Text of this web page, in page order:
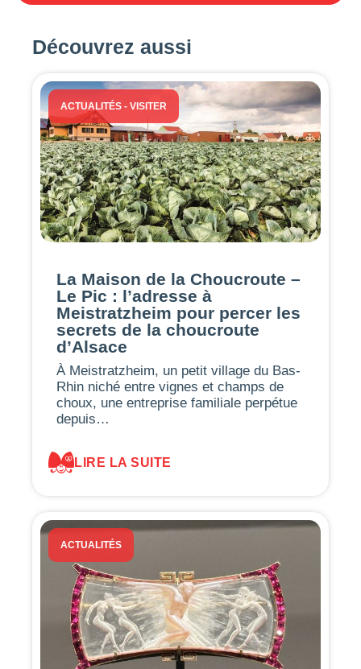
Découvrez aussi
ACTUALITÉS - VISITER
La Maison de la Choucroute –
Le Pic : l’adresse à
Meistratzheim pour percer les
secrets de la choucroute
d’Alsace
À Meistratzheim, un petit village du Bas-
Rhin niché entre vignes et champs de
choux, une entreprise familiale perpétue
depuis…
LIRE LA SUITE
ACTUALITÉS